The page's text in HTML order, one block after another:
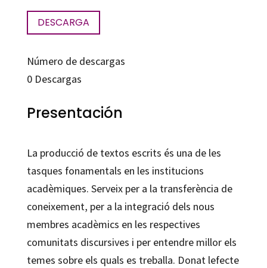
DESCARGA
Número de descargas
0Descargas
Presentación
La producció de textos escrits és una de les
tasques fonamentals en les institucions
acadèmiques. Serveix per a la transferència de
coneixement, per a la integració dels nous
membres acadèmics en les respectives
comunitats discursives i per entendre millor els
temes sobre els quals es treballa. Donat lefecte